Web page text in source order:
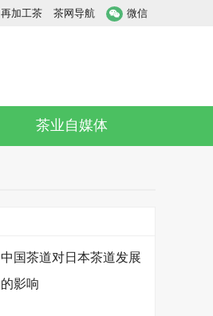
再加工茶 茶网导航 微信
茶业自媒体
中国茶道对日本茶道发展
的影响